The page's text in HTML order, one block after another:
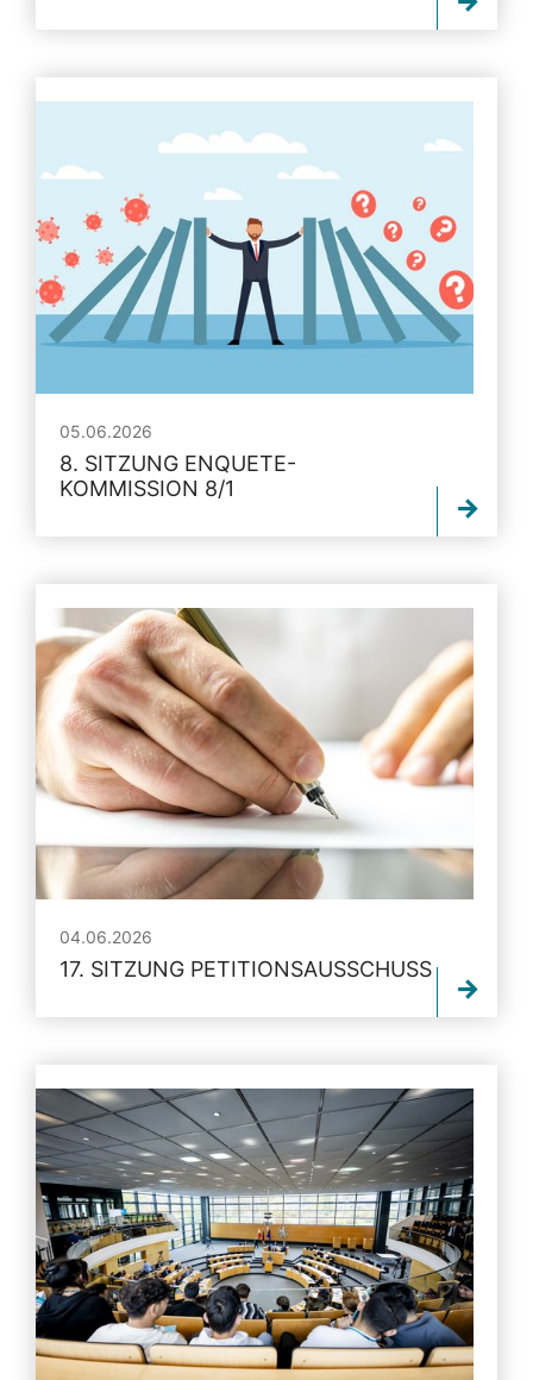
05.06.2026
8. SITZUNG ENQUETE-
KOMMISSION 8/1
04.06.2026
17. SITZUNG PETITIONSAUSSCHUSS